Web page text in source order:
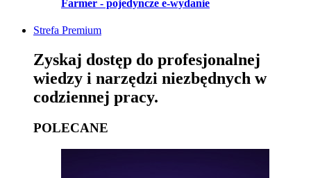
Farmer - pojedyncze e-wydanie
Strefa Premium
Zyskaj dostęp do profesjonalnej
wiedzy i narzędzi niezbędnych w
codziennej pracy.
POLECANE